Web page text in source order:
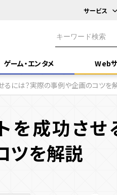
サービス
システム開発
ゲーム・エンタメ
コンテンツ制作
デジタ
システ
ゲーム・エンタメ Web
ト制作」
DEVELOPMENT
「デザイン・
DESIGN &
イト Webサービス デジタルサ
iOS / Androidアプリ
るには？実際の事例や企画のコツを
を成功させ
ツを解説